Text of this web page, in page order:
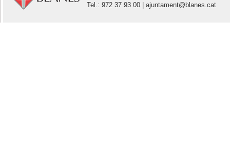
Tel.: 972 37 93 00 | ajuntament@blanes.cat